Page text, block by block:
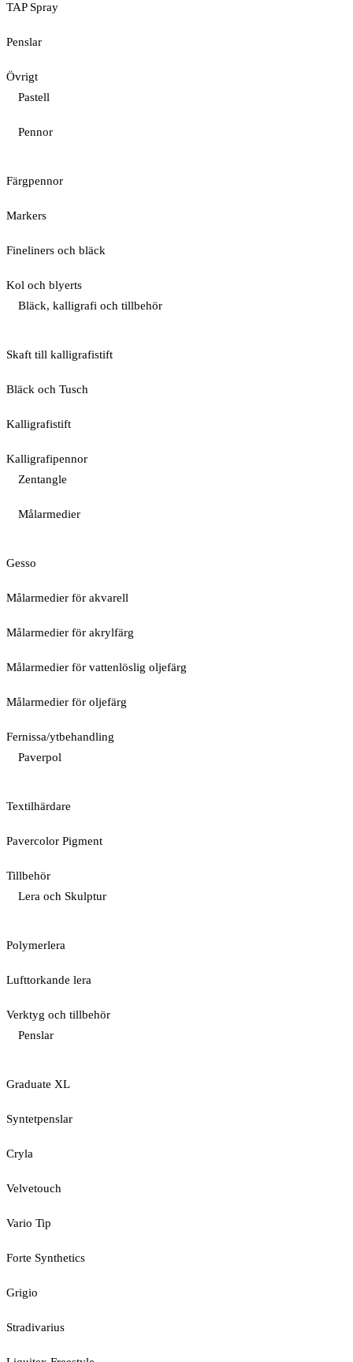
TAP Spray
Penslar
Övrigt
Pastell
Pennor
Färgpennor
Markers
Fineliners och bläck
Kol och blyerts
Bläck, kalligrafi och tillbehör
Skaft till kalligrafistift
Bläck och Tusch
Kalligrafistift
Kalligrafipennor
Zentangle
Målarmedier
Gesso
Målarmedier för akvarell
Målarmedier för akrylfärg
Målarmedier för vattenlöslig oljefärg
Målarmedier för oljefärg
Fernissa/ytbehandling
Paverpol
Textilhärdare
Pavercolor Pigment
Tillbehör
Lera och Skulptur
Polymerlera
Lufttorkande lera
Verktyg och tillbehör
Penslar
Graduate XL
Syntetpenslar
Cryla
Velvetouch
Vario Tip
Forte Synthetics
Grigio
Stradivarius